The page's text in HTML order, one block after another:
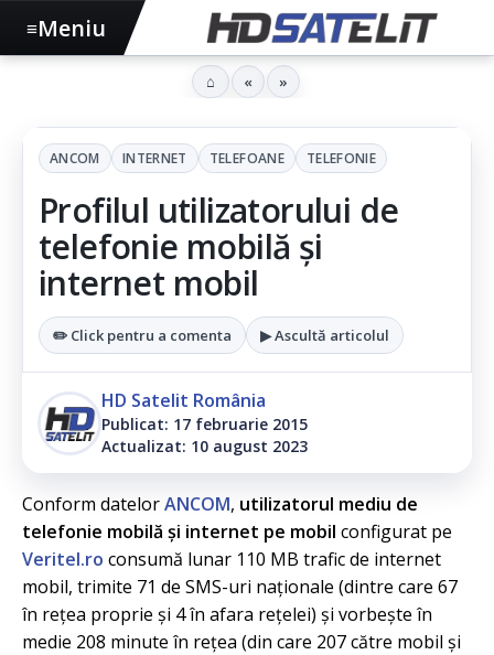
ANCOM INTERNET TELEFOANE TELEFONIE
Profilul utilizatorului de
telefonie mobilă și
internet mobil
✏️ Click pentru a comenta ▶ Ascultă articolul
HD Satelit România
Publicat: 17 februarie 2015
Actualizat: 10 august 2023
Conform datelorANCOM, utilizatorul mediu de
telefonie mobilă şi internet pe mobil configurat pe
Veritel.ro consumă lunar 110 MB trafic de internet
mobil, trimite 71 de SMS-uri naţionale (dintre care 67
în reţea proprie şi 4 în afara reţelei) şi vorbeşte în
medie 208 minute în reţea (din care 207 către mobil şi
≡Meniu
⌂ « »